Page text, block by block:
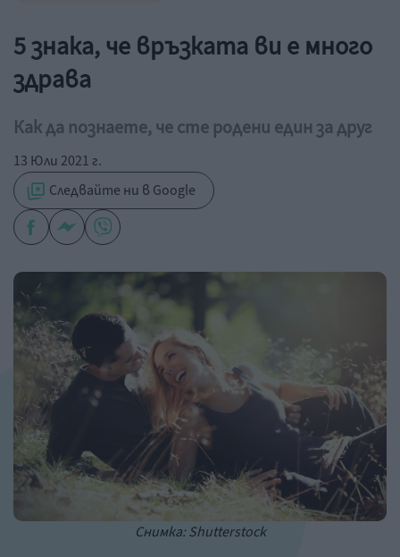
5 знака, че връзката ви е много
здрава
Как да познаете, че сте родени един за друг
13 Юли 2021 г.
Следвайте ни в Google
Снимка: Shutterstock